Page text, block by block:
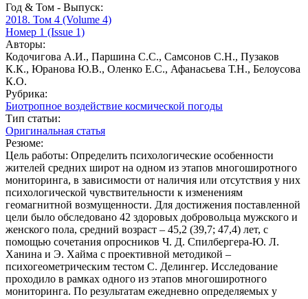
Год & Том - Выпуск:
2018. Том 4 (Volume 4)
Номер 1 (Issue 1)
Авторы:
Кодочигова А.И., Паршина С.С., Самсонов С.Н., Пузаков
К.К., Юранова Ю.В., Оленко Е.С., Афанасьева Т.Н., Белоусова
К.О.
Рубрика:
Биотропное воздействие космической погоды
Тип статьи:
Оригинальная статья
Резюме:
Цель работы: Определить психологические особенности
жителей средних широт на одном из этапов многоширотного
мониторинга, в зависимости от наличия или отсутствия у них
психологической чувствительности к изменениям
геомагнитной возмущенности. Для достижения поставленной
цели было обследовано 42 здоровых добровольца мужского и
женского пола, средний возраст – 45,2 (39,7; 47,4) лет, с
помощью сочетания опросников Ч. Д. Спилбергера-Ю. Л.
Ханина и Э. Хайма с проективной методикой –
психогеометрическим тестом С. Делингер. Исследование
проходило в рамках одного из этапов многоширотного
мониторинга. По результатам ежедневно определяемых у